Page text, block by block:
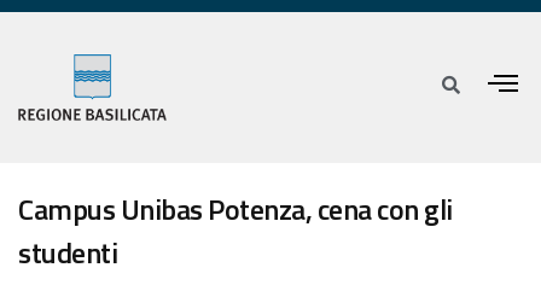
Campus Unibas Potenza, cena con gli
studenti